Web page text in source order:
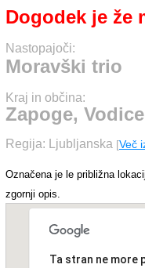
Dogodek je že
Nastopajoči:
Moravški trio
Kraj in občina:
Zapoge, Vodice
Regija: Ljubljanska [Več
Označena je le približna
zgornji opis.
Ta stran ne more